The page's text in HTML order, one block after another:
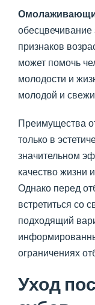
обесцвечивание
признаков
может помочь
молодости и
молодой и
Преимущества
только в
значительном
качество жизни
Однако перед
встретиться со
подходящий
ограничениях
Уход